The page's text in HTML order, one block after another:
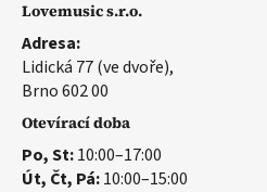
Lovemusic s.r.o.
Adresa:
Lidická 77 (ve dvoře),
Brno 602 00
Otevírací doba
Po, St:10:00–17:00
Út, Čt, Pá:10:00–15:00